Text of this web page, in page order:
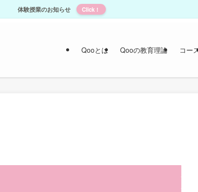
体験授業のお知らせ Click！
Qooとは Qooの教育理論 コー